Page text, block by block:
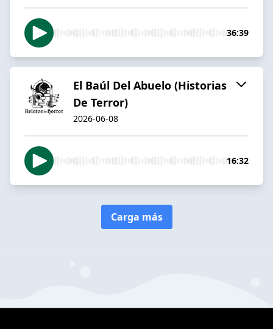
36:39
El Baúl Del Abuelo (Historias
De Terror)
2026-06-08
16:32
Carga más